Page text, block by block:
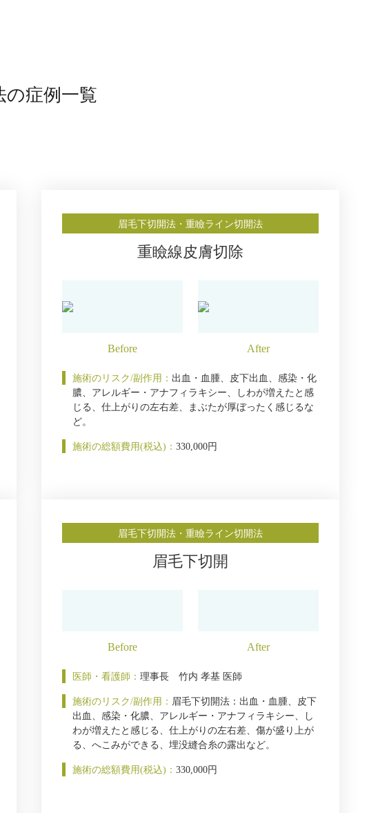
の症例一覧
眉毛下切開法・重瞼ライン切開法
重瞼線皮膚切除
施術のリスク/副作用： 出血・血腫、皮下出血、感染・化
膿、アレルギー・アナフィラキシー、しわが増えたと感
じる、仕上がりの左右差、まぶたが厚ぼったく感じるな
ど。
施術の総額費用(税込)： 330,000円
眉毛下切開法・重瞼ライン切開法
眉毛下切開
医師・看護師： 理事長 竹内 孝基 医師
施術のリスク/副作用： 眉毛下切開法：出血・血腫、皮下
出血、感染・化膿、アレルギー・アナフィラキシー、し
わが増えたと感じる、仕上がりの左右差、傷が盛り上が
る、へこみができる、埋没縫合糸の露出など。
施術の総額費用(税込)： 330,000円